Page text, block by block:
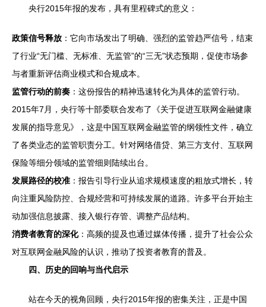
央行2015年报的发布，具有里程碑式的意义：
政策信号释放 ：它向市场发出了明确、强烈的监管趋严信号，结束
了行业“无门槛、无标准、无监管”的“三无”状态预期，促使市场参
与者重新评估商业模式和合规成本。
监管行动的前奏 ：这份报告的精神迅速转化为具体的监管行动。
2015年7月，央行等十部委联合发布了《关于促进互联网金融健康
发展的指导意见》，这是中国互联网金融监管的纲领性文件，确立
了各类业态的监管职责分工。针对网络借贷、第三方支付、互联网
保险等细分领域的监管细则陆续出台。
发展路径的校准 ：报告引导行业从追求规模速度的粗放式增长，转
向注重风险防控、合规经营和可持续发展的道路。许多平台开始主
动加强信息披露、接入银行存管、调整产品结构。
消费者教育的深化：高频的提及也通过媒体传播，提升了社会公众
对互联网金融风险的认识，推动了投资者教育的普及。
四、历史的回响与当代启示
站在今天的视角回顾，央行2015年报的密集关注，正是中国